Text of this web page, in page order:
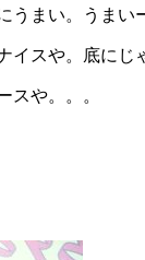
まい。うまい
イスや。底にじ
スや。。。